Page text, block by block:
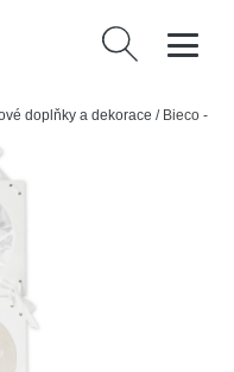
Vyhledávání
doplňky a dekorace / Bieco -